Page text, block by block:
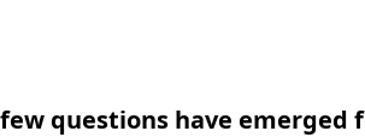
questions have